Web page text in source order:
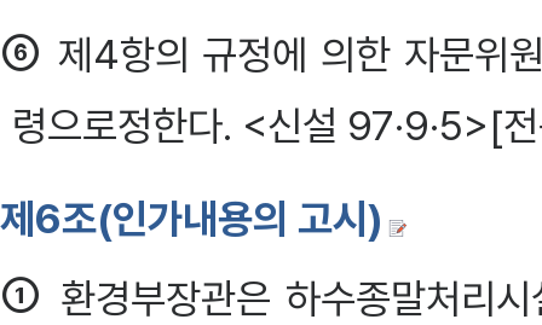
⑥ 제4항의 규정에 의한 자문위
령으로정한다. <신설 97·9·5>[
제6조(인가내용의 고시)
① 환경부장관은 하수종말처리